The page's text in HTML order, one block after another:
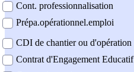
Cont. professionnalisation
Prépa.opérationnel.emploi
CDI de chantier ou d'opération
Contrat d'Engagement Educatif